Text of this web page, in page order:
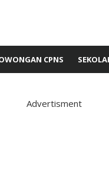
CPNS
Advertisment